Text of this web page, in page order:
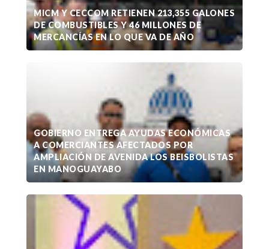
MICM Y CECCOM RETIENEN 213,355 GALONES
DE COMBUSTIBLES Y 46 MILLONES DE
MERCANCÍAS EN LO QUE VA DE AÑO
GOBIERNO ENTREGA AYUDAS ECONÓMICAS
A COMERCIANTES AFECTADOS POR
AMPLIACIÓN DE AVENIDA LOS BEISBOLISTAS
EN MANOGUAYABO